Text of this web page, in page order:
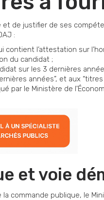
de justifier de ses
:
contient l’attestation sur
du candidat ;
sur les 3 dernières
années”, et aux
par le Ministère de
et voie
commande publique, le